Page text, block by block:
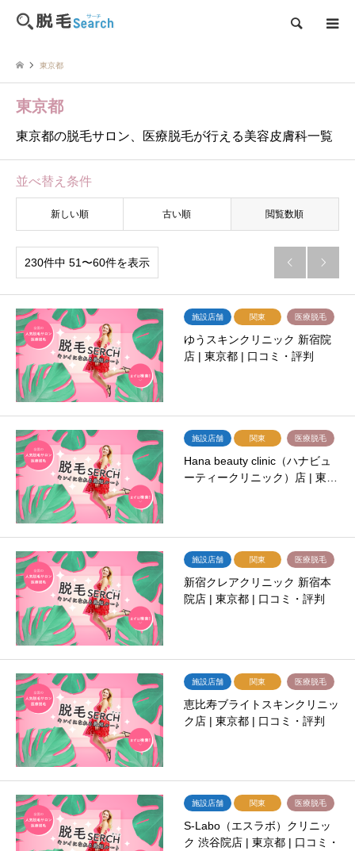
検索
東京都
東京都
東京都の脱毛サロン、医療脱毛が行える美容皮膚科一覧
並べ替え条件
新しい順 古い順 閲覧数順
230件中 51〜60件を表示  
施設店舗 関東 医療脱毛
ゆうスキンクリニック 新宿院
店 | 東京都 | 口コミ・評判
施設店舗 関東 医療脱毛
Hana beauty clinic（ハナビュ
ーティークリニック）店 | 東…
施設店舗 関東 医療脱毛
新宿クレアクリニック 新宿本
院店 | 東京都 | 口コミ・評判
施設店舗 関東 医療脱毛
恵比寿ブライトスキンクリニッ
ク店 | 東京都 | 口コミ・評判
施設店舗 関東 医療脱毛
S-Labo（エスラボ）クリニッ
ク 渋谷院店 | 東京都 | 口コミ・